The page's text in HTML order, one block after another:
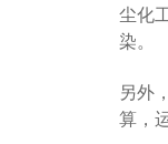
尘化
染。
另外
算，